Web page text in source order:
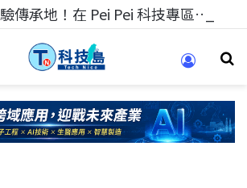
科技人的經驗傳承地！在 Pei Pei 科技專區，與學弟妹交流最硬核的技術